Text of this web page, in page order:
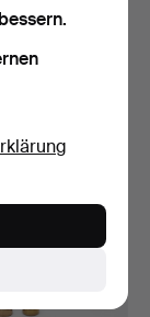
AUS
Stk.